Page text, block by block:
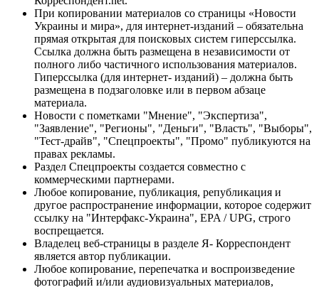
При копировании материалов со страницы «Новости
Украины и мира», для интернет-изданий – обязательна
прямая открытая для поисковых систем гиперссылка.
Ссылка должна быть размещена в независимости от
полного либо частичного использования материалов.
Гиперссылка (для интернет- изданий) – должна быть
размещена в подзаголовке или в первом абзаце
материала.
Новости с пометками "Мнение", "Экспертиза",
"Заявление", "Регионы", "Деньги", "Власть", "Выборы",
"Тест-драйв", "Спецпроекты", "Промо" публикуются на
правах рекламы.
Раздел Спецпроекты создается совместно с
коммерческими партнерами.
Любое копирование, публикация, републикация и
другое распространение информации, которое содержит
ссылку на "Интерфакс-Украина", EPA / UPG, строго
воспрещается.
Владелец веб-страницы в разделе Я- Корреспондент
является автор публикации.
Любое копирование, перепечатка и воспроизведение
фотографий и/или аудиовизуальных материалов,